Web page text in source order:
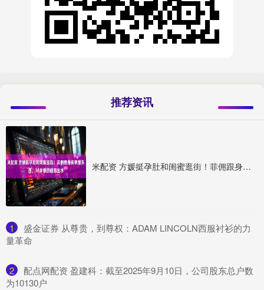
推荐资讯
米配资 方媛挺孕肚和闺蜜逛街！菲佣跟身旁帮提东西，38岁嫩的能掐出水
1
​盛金证券 从尊贵，到尊权：ADAM LINCOLN西服衬衫的力
量革命
2
​配点网配资 盈建科：截至2025年9月10日，公司股东总户数
为10130户